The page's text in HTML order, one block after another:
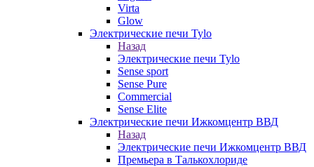
Virta
Glow
Электрические печи Tylo
Назад
Электрические печи Tylo
Sense sport
Sense Pure
Commercial
Sense Elite
Электрические печи Ижкомцентр ВВД
Назад
Электрические печи Ижкомцентр ВВД
Премьера в Талькохлориде